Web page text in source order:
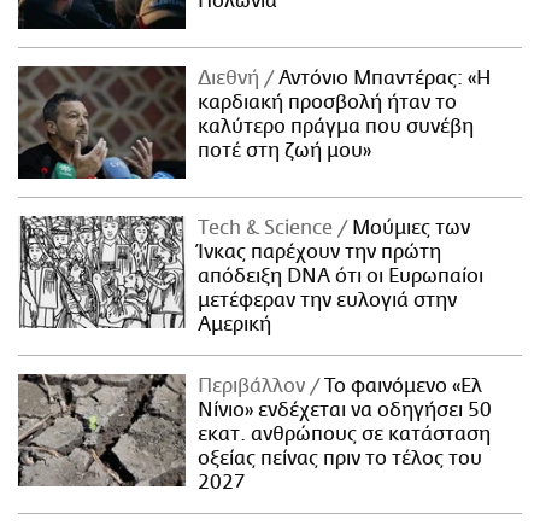
Διεθνή
Αντόνιο Μπαντέρας: «Η
καρδιακή προσβολή ήταν το
καλύτερο πράγμα που συνέβη
ποτέ στη ζωή μου»
Τech & Science
Μούμιες των
Ίνκας παρέχουν την πρώτη
απόδειξη DNA ότι οι Ευρωπαίοι
μετέφεραν την ευλογιά στην
Αμερική
Περιβάλλον
Το φαινόμενο «Ελ
Νίνιο» ενδέχεται να οδηγήσει 50
εκατ. ανθρώπους σε κατάσταση
οξείας πείνας πριν το τέλος του
2027